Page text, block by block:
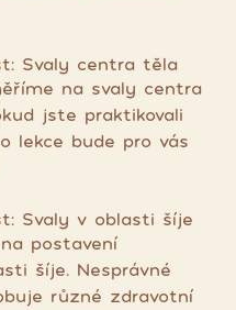
Svaly centra těla
na svaly centra
jste praktikovali
lekce bude pro vás
Svaly v oblasti šíje
postavení
šíje. Nesprávné
různé zdravotní